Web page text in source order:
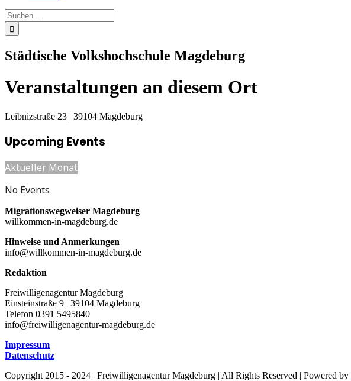
Suche
nach:
Städtische Volkshochschule Magdeburg
Veranstaltungen an diesem Ort
Leibnizstraße 23 | 39104 Magdeburg
Upcoming Events
Aktueller Monat
No Events
Migrationswegweiser Magdeburg
willkommen-in-magdeburg.de
Hinweise und Anmerkungen
info@willkommen-in-magdeburg.de
Redaktion
Freiwilligenagentur Magdeburg
Einsteinstraße 9 | 39104 Magdeburg
Telefon 0391 5495840
info@freiwilligenagentur-magdeburg.de
Impressum
Datenschutz
Copyright 2015 - 2024 | Freiwilligenagentur Magdeburg | All Rights Reserved | Powered by